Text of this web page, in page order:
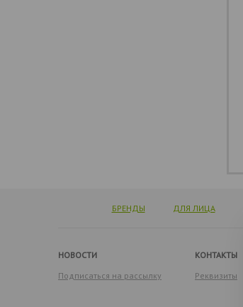
БРЕНДЫ ДЛЯ ЛИЦА
НОВОСТИ
Подписаться на рассылку
КОНТАКТЫ
Реквизиты